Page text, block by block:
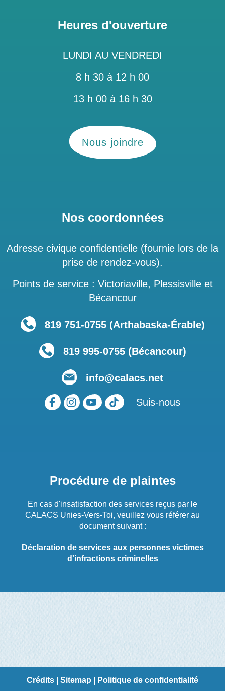
Heures d'ouverture
LUNDI AU VENDREDI
8 h 30 à 12 h 00
13 h 00 à 16 h 30
Nous joindre
Nos coordonnées
Adresse civique confidentielle (fournie lors de la
prise de rendez-vous).
Points de service : Victoriaville, Plessisville et
Bécancour
819 751‑0755 (Arthabaska-Érable)
819 995-0755 (Bécancour)
info@calacs.net
Suis-nous
Procédure de plaintes
En cas d'insatisfaction des services reçus par le
CALACS Unies-Vers-Toi, veuillez vous référer au
document suivant :
Déclaration de services aux personnes victimes
d'infractions criminelles
Crédits Sitemap Politique de confidentialité